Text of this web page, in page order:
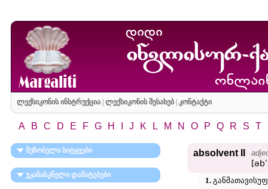
ლექსიკონის ინსტრუქცია| ლექსიკონის შესახებ| კონტაქტი
A B C D E F G H J K L M N O P Q R S T
მეზობელი სიტყვები
უკანასკნელი დამატებები
absolvent II
1.